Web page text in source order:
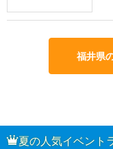
福井県
夏の人気イベント